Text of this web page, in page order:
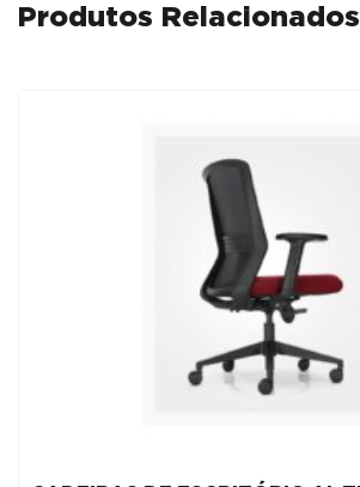
Produtos Relacionados